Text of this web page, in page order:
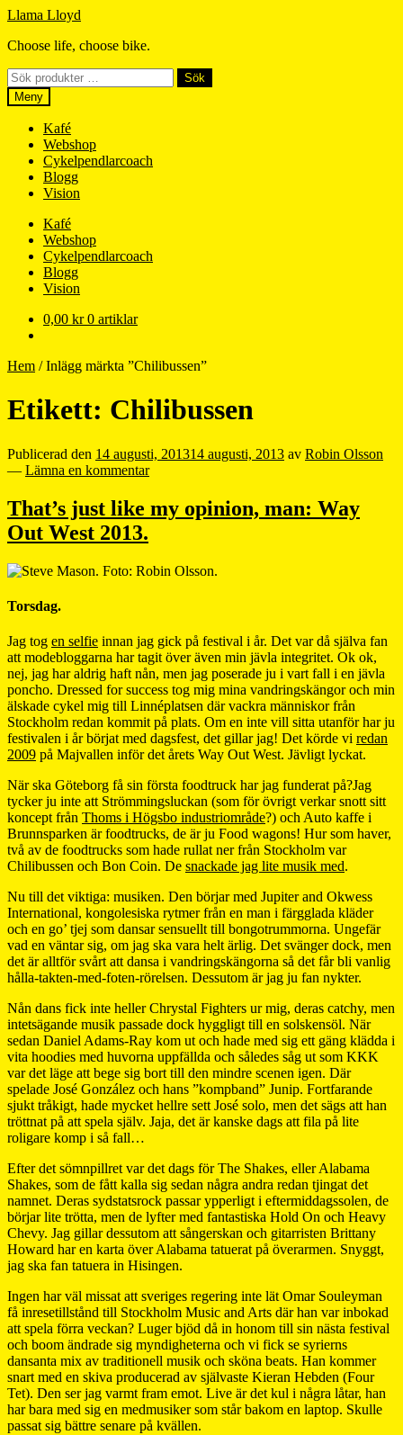
Hoppa
navigering
Hoppa
innehåll
Llama Lloyd
Choose life, choose bike.
Sök
efter:
Sök
Meny
Kafé
Webshop
Cykelpendlarcoach
Blogg
Vision
Kafé
Webshop
Cykelpendlarcoach
Blogg
Vision
0,00 kr 0 artiklar
Hem /Inlägg märkta ”Chilibussen”
Etikett: Chilibussen
Publicerad den 14 augusti, 201314 augusti, 2013 av Robin Olsson
— Lämna en kommentar
That’s just like my opinion, man: Way
Out West 2013.
Torsdag.
Jag tog en selfie innan jag gick på festival i år. Det var då själva fan
att modebloggarna har tagit över även min jävla integritet. Ok ok,
nej, jag har aldrig haft nån, men jag poserade ju i vart fall i en jävla
poncho. Dressed for success tog mig mina vandringskängor och min
älskade cykel mig till Linnéplatsen där vackra människor från
Stockholm redan kommit på plats. Om en inte vill sitta utanför har ju
festivalen i år börjat med dagsfest, det gillar jag! Det körde vi redan
2009 på Majvallen inför det årets Way Out West. Jävligt lyckat.
När ska Göteborg få sin första foodtruck har jag funderat på?Jag
tycker ju inte att Strömmingsluckan (som för övrigt verkar snott sitt
koncept från Thoms i Högsbo industriområde?) och Auto kaffe i
Brunnsparken är foodtrucks, de är ju Food wagons! Hur som haver,
två av de foodtrucks som hade rullat ner från Stockholm var
Chilibussen och Bon Coin. De snackade jag lite musik med.
Nu till det viktiga: musiken. Den börjar med Jupiter and Okwess
International, kongolesiska rytmer från en man i färgglada kläder
och en go’ tjej som dansar sensuellt till bongotrummorna. Ungefär
vad en väntar sig, om jag ska vara helt ärlig. Det svänger dock, men
det är alltför svårt att dansa i vandringskängorna så det får bli vanlig
hålla-takten-med-foten-rörelsen. Dessutom är jag ju fan nykter.
Nån dans fick inte heller Chrystal Fighters ur mig, deras catchy, men
intetsägande musik passade dock hyggligt till en solskensöl. När
sedan Daniel Adams-Ray kom ut och hade med sig ett gäng klädda i
vita hoodies med huvorna uppfällda och således såg ut som KKK
var det läge att bege sig bort till den mindre scenen igen. Där
spelade José González och hans ”kompband” Junip. Fortfarande
sjukt tråkigt, hade mycket hellre sett José solo, men det sägs att han
tröttnat på att spela själv. Jaja, det är kanske dags att fila på lite
roligare komp i så fall…
Efter det sömnpillret var det dags för The Shakes, eller Alabama
Shakes, som de fått kalla sig sedan några andra redan tjingat det
namnet. Deras sydstatsrock passar ypperligt i eftermiddagssolen, de
börjar lite trötta, men de lyfter med fantastiska Hold On och Heavy
Chevy. Jag gillar dessutom att sångerskan och gitarristen Brittany
Howard har en karta över Alabama tatuerat på överarmen. Snyggt,
jag ska fan tatuera in Hisingen.
Ingen har väl missat att sveriges regering inte lät Omar Souleyman
få inresetillstånd till Stockholm Music and Arts där han var inbokad
att spela förra veckan? Luger bjöd då in honom till sin nästa festival
och boom ändrade sig myndigheterna och vi fick se syrierns
dansanta mix av traditionell musik och sköna beats. Han kommer
snart med en skiva producerad av självaste Kieran Hebden (Four
Tet). Den ser jag varmt fram emot. Live är det kul i några låtar, han
har bara med sig en medmusiker som står bakom en laptop. Skulle
passat sig bättre senare på kvällen.